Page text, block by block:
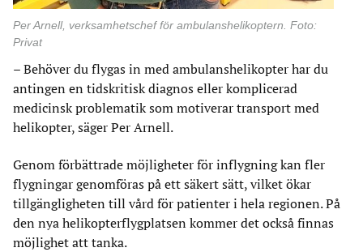
Per Arnell, verksamhetschef för ambulanshelikoptern. Foto:
Privat
– Behöver du flygas in med ambulanshelikopter har du
antingen en tidskritisk diagnos eller komplicerad
medicinsk problematik som motiverar transport med
helikopter, säger Per Arnell.
Genom förbättrade möjligheter för inflygning kan fler
flygningar genomföras på ett säkert sätt, vilket ökar
tillgängligheten till vård för patienter i hela regionen. På
den nya helikopterflygplatsen kommer det också finnas
möjlighet att tanka.